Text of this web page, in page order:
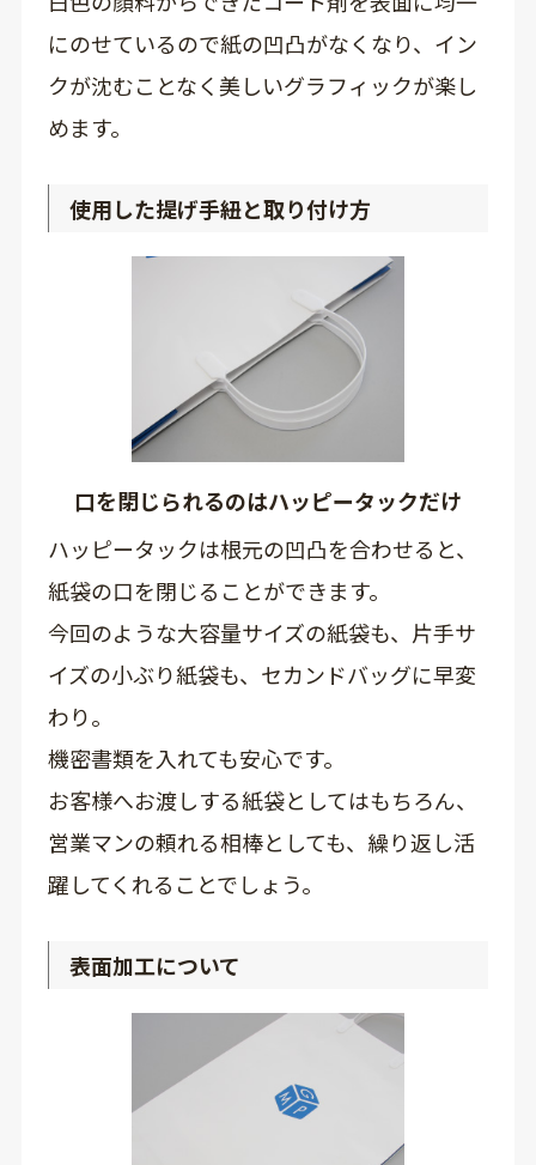
にのせているので紙の凹凸がなくなり、イン
クが沈むことなく美しいグラフィックが楽し
めます。
使用した提げ手紐と取り付け方
口を閉じられるのはハッピータックだけ
ハッピータックは根元の凹凸を合わせると、
紙袋の口を閉じることができます。
今回のような大容量サイズの紙袋も、片手サ
イズの小ぶり紙袋も、セカンドバッグに早変
わり。
機密書類を入れても安心です。
お客様へお渡しする紙袋としてはもちろん、
営業マンの頼れる相棒としても、繰り返し活
躍してくれることでしょう。
表面加工について